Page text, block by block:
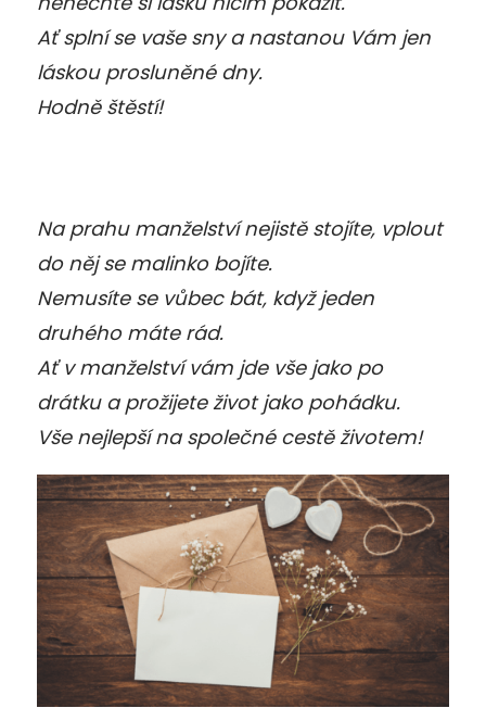
Ať splní se vaše sny a nastanou Vám jen
láskou prosluněné dny.
Hodně štěstí!
Na prahu manželství nejistě stojíte, vplout
do něj se malinko bojíte.
Nemusíte se vůbec bát, když jeden
druhého máte rád.
Ať v manželství vám jde vše jako po
drátku a prožijete život jako pohádku.
Vše nejlepší na společné cestě životem!